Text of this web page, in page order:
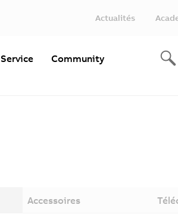
Actualités
Service Community
Accessoires